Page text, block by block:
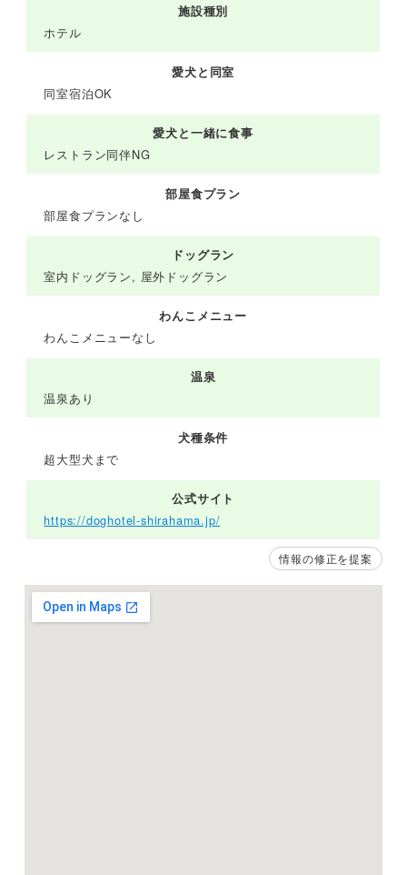
施設種別
ホテル
愛犬と同室
同室宿泊OK
愛犬と一緒に食事
レストラン同伴NG
部屋食プラン
部屋食プランなし
ドッグラン
室内ドッグラン, 屋外ドッグラン
わんこメニュー
わんこメニューなし
温泉
温泉あり
犬種条件
超大型犬まで
公式サイト
https://doghotel-shirahama.jp/
情報の修正を提案